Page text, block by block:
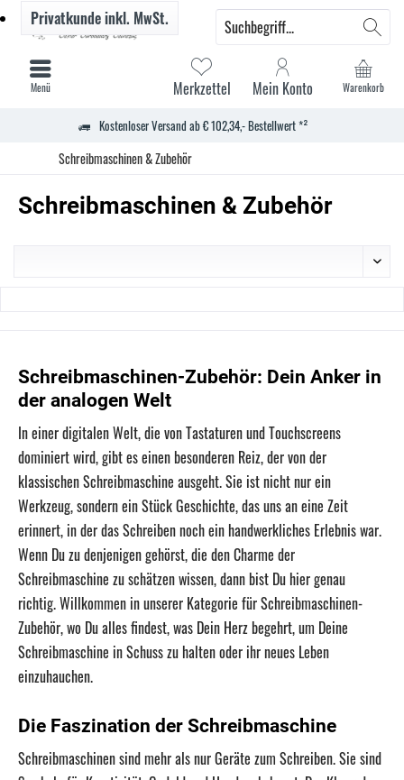
Kostenloser Versand ab € 102,34,- Bestellwert *²
Warenkorb
Merkzettel Mein Konto
Privatkundeinkl. MwSt.
Menü
Schreibmaschinen & Zubehör
Schreibmaschinen & Zubehör
Schreibmaschinen-Zubehör: Dein Anker in
der analogen Welt
In einer digitalen Welt, die von Tastaturen und Touchscreens
dominiert wird, gibt es einen besonderen Reiz, der von der
klassischen Schreibmaschine ausgeht. Sie ist nicht nur ein
Werkzeug, sondern ein Stück Geschichte, das uns an eine Zeit
erinnert, in der das Schreiben noch ein handwerkliches Erlebnis war.
Wenn Du zu denjenigen gehörst, die den Charme der
Schreibmaschine zu schätzen wissen, dann bist Du hier genau
richtig. Willkommen in unserer Kategorie für Schreibmaschinen-
Zubehör, wo Du alles findest, was Dein Herz begehrt, um Deine
Schreibmaschine in Schuss zu halten oder ihr neues Leben
einzuhauchen.
Die Faszination der Schreibmaschine
Schreibmaschinen sind mehr als nur Geräte zum Schreiben. Sie sind